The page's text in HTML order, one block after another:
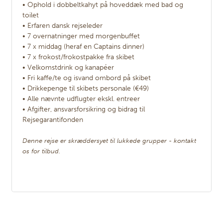
• Ophold i dobbeltkahyt på hoveddæk med bad og
toilet
• Erfaren dansk rejseleder
• 7 overnatninger med morgenbuffet
• 7 x middag (heraf en Captains dinner)
• 7 x frokost/frokostpakke fra skibet
• Velkomstdrink og kanapéer
• Fri kaffe/te og isvand ombord på skibet
• Drikkepenge til skibets personale (€49)
• Alle nævnte udflugter ekskl. entreer
• Afgifter, ansvarsforsikring og bidrag til
Rejsegarantifonden
Denne rejse er skræddersyet til lukkede grupper - kontakt
os for tilbud.